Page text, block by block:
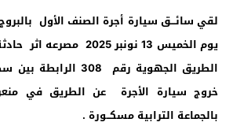
لقي سائـــق سيارة أجرة الصنف الأول
يوم الخميس 13 نونبر
الطريق الجهوية رقم 308
خروج سيارة الأجرة عن الطريق في
بالجماعة الترابية مسكــورة .